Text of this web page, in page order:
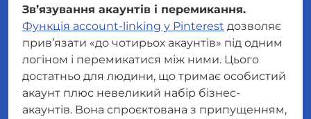
Зв’язування акаунтів і перемикання.
Функція account-linking у Pinterest дозволяє
прив’язати «до чотирьох акаунтів» під одним
логіном і перемикатися між ними. Цього
достатньо для людини, що тримає особистий
акаунт плюс невеликий набір бізнес-
акаунтів. Вона спроєктована з припущенням,